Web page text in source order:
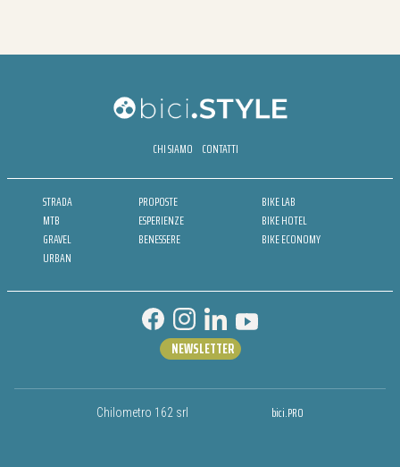
CHI SIAMO CONTATTI
STRADA
MTB
GRAVEL
URBAN
PROPOSTE
ESPERIENZE
BENESSERE
BIKE LAB
BIKE HOTEL
BIKE ECONOMY
Chilometro 162 srl bici.PRO
NEWSLETTER